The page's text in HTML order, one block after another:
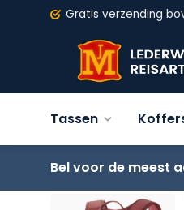
Gratis verzending
Tassen
Bel voor de meest
Terug Dakine